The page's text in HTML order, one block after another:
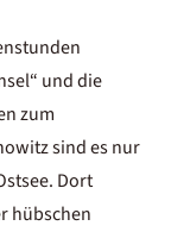
und die
zum
sind es nur
Dort
hübschen